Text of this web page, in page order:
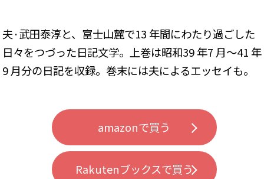
夫·武田泰淳と、富士山麓で13 年間にわたり過ごした
日々をつづった日記文学。上巻は昭和39 年7 月～41 年
9 月分の日記を収録。巻末には夫によるエッセイも。
amazonで買う
Rakutenブックスで買う